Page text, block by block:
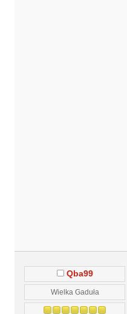
Qba99
Wielka Gaduła